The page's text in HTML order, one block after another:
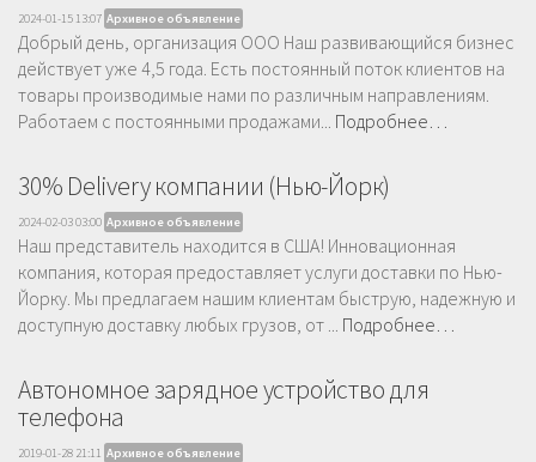
2024-01-15 13:07 Архивное объявление
Добрый день, организация ООО Наш развивающийся бизнес
действует уже 4,5 года. Есть постоянный поток клиентов на
товары производимые нами по различным направлениям.
Работаем с постоянными продажами... Подробнее…
30% Delivery компании (Нью-Йорк)
2024-02-03 03:00 Архивное объявление
Наш представитель находится в США! Инновационная
компания, которая предоставляет услуги доставки по Нью-
Йорку. Мы предлагаем нашим клиентам быструю, надежную и
доступную доставку любых грузов, от ... Подробнее…
Автономное зарядное устройство для
телефона
2019-01-28 21:11 Архивное объявление